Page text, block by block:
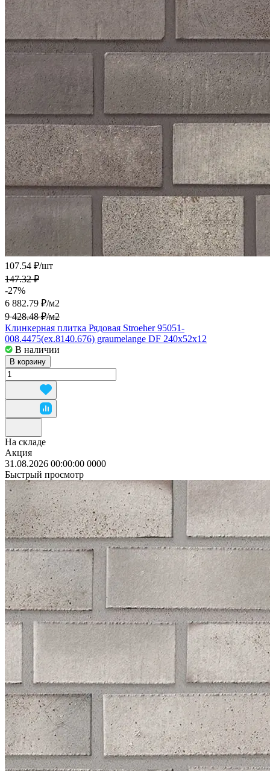
107.54 ₽/шт
147.32 ₽
-27%
6 882.79 ₽/м2
9 428.48 ₽/м2
Клинкерная плитка Рядовая Stroeher 95051-
008.4475(ex.8140.676) graumelange DF 240x52x12
В наличии
В корзину
На складе
Акция
31.08.2026 00:00:00 0000
Быстрый просмотр